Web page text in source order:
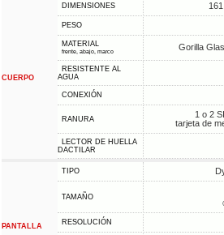
CUERPO
DIMENSIONES
PESO
MATERIAL
frente, abajo, marco Gorilla
RESISTENTE AL
AGUA
CONEXIÓN
RANURA
1 o 2
tarjeta de
LECTOR DE HUELLA
DACTILAR
PANTALLA
TIPO
TAMAÑO
RESOLUCIÓN